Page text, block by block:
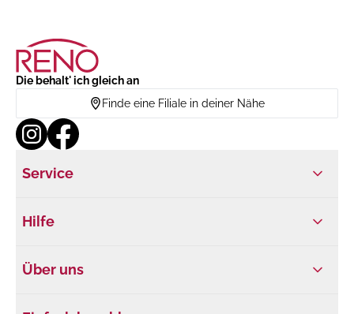
Die behalt' ich gleich an
Finde eine Filiale in deiner Nähe
Service
Hilfe
Über uns